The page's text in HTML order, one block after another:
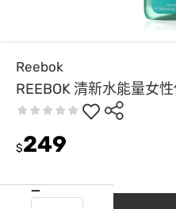
Reebok
REEBOK 清新水能量女
$249